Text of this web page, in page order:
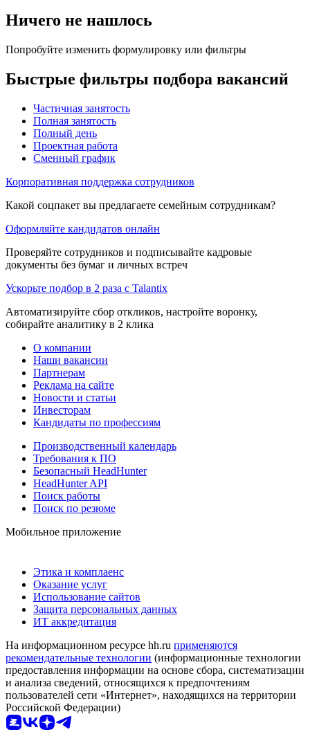
Ничего не нашлось
Попробуйте изменить формулировку или фильтры
Быстрые фильтры подбора вакансий
Частичная занятость
Полная занятость
Полный день
Проектная работа
Сменный график
Корпоративная поддержка сотрудников
Какой соцпакет вы предлагаете семейным сотрудникам?
Оформляйте кандидатов онлайн
Проверяйте сотрудников и подписывайте кадровые
документы без бумаг и личных встреч
Ускорьте подбор в 2 раза с Talantix
Автоматизируйте сбор откликов, настройте воронку,
собирайте аналитику в 2 клика
О компании
Наши вакансии
Партнерам
Реклама на сайте
Новости и статьи
Инвесторам
Кандидаты по профессиям
Производственный календарь
Требования к ПО
Безопасный HeadHunter
HeadHunter API
Поиск работы
Поиск по резюме
Мобильное приложение
Этика и комплаенс
Оказание услуг
Использование сайтов
Защита персональных данных
ИТ аккредитация
На информационном ресурсе hh.ru применяются
рекомендательные технологии (информационные технологии
предоставления информации на основе сбора, систематизации
и анализа сведений, относящихся к предпочтениям
пользователей сети «Интернет», находящихся на территории
Российской Федерации)